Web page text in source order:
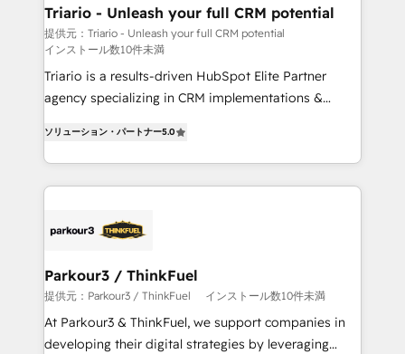
their unique business needs. We are thrilled to have
Blue Frog in the HubSpot ecosystem leading the
way for customers!" - Yamini Rangan, CEO of
HubSpot “Our experience with the team at Blue Frog
has been nothing short of extraordinary. Their years
them a trusted reputation within the HubSpot
ecosystem as a reliable partner capable of delivering
remarkable experiences for our most sophisticated
Program, HubSpot.
Triario - Unleash your full CRM potential
提供元：Triario - Unleash your full CRM potential
インストール数10件未満
Triario is a results-driven HubSpot Elite Partner
agency specializing in CRM implementations &
Integrations, Custom AI agents and AI-ready Website
Design With over 15 years of experience, we help
companies bridge the gap between marketing, sales,
data hygiene, and tailored HubSpot solutions. Our
a global consultancy with the care and agility of a
boutique firm. At Triario, we’re big enough to deliver
but small enough to listen. Our Services: HubSpot
implementations & data migration Custom AI agents
ソリューション・パートナー5.0
Parkour3 / ThinkFuel
提供元：Parkour3 / ThinkFuel インストール数10件未満
At Parkour3 & ThinkFuel, we support companies in
developing their digital strategies by leveraging